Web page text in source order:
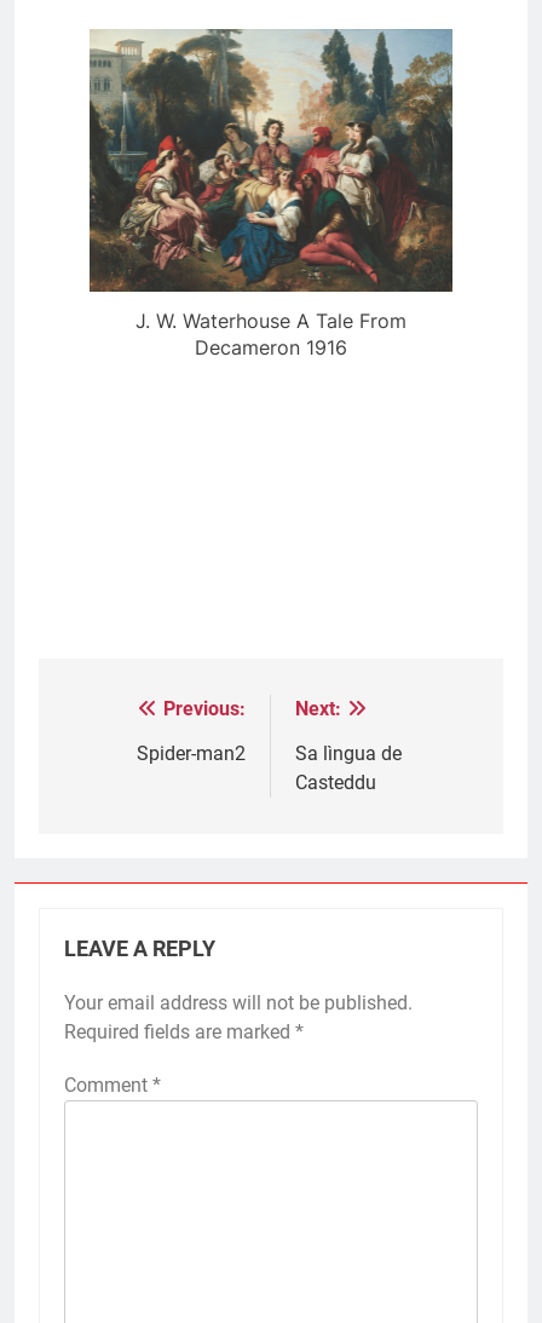
J. W. Waterhouse A Tale From
Decameron 1916
navigation
Previous:
Spider-man2
Next:
Sa lìngua de
Casteddu
LEAVE A REPLY
Your email address will not be published.
Required fields are marked *
Comment *